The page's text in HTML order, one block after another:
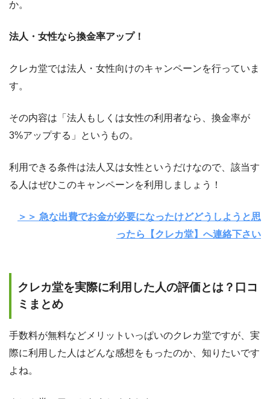
か。
法人・女性なら換金率アップ！
クレカ堂では法人・女性向けのキャンペーンを行っていま
す。
その内容は「法人もしくは女性の利用者なら、換金率が
3%アップする」というもの。
利用できる条件は法人又は女性というだけなので、該当す
る人はぜひこのキャンペーンを利用しましょう！
＞＞ 急な出費でお金が必要になったけどどうしようと思
ったら【クレカ堂】へ連絡下さい
クレカ堂を実際に利用した人の評価とは？口コ
ミまとめ
手数料が無料などメリットいっぱいのクレカ堂ですが、実
際に利用した人はどんな感想をもったのか、知りたいです
よね。